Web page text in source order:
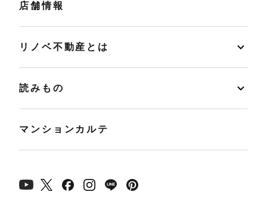
店舗情報
リノベ不動産とは
読みもの
マンションカルテ